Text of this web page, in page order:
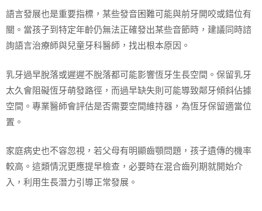
語言發展也是重要指標，某些發音困難可能與前牙開咬或錯位有
關。當孩子到特定年齡仍無法正確發出某些音節時，建議同時諮
詢語言治療師與兒童牙科醫師，找出根本原因。
乳牙過早脫落或遲遲不脫落都可能影響恆牙生長空間。保留乳牙
太久會阻礙恆牙萌發路徑，而過早缺失則可能導致鄰牙傾斜佔據
空間。專業醫師會評估是否需要空間維持器，為恆牙保留適當位
置。
家庭病史也不容忽視，若父母有明顯齒顎問題，孩子遺傳的機率
較高。這類情況更應提早檢查，必要時在混合齒列期就開始介
入，利用生長潛力引導正常發展。